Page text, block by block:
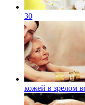
30
кожей в зрелом